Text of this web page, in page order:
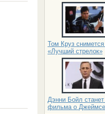
Том Круз
«Лучший стрелок»
Дэнни Бойл
фильма о